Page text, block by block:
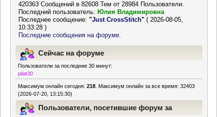
420363 Сообщений в 82608 Тем от 28984 Пользователи.
Последний пользователь: Юлия Владимировна
Последнее сообщение:"Just CrossStitch" ( 2026-08-05,
10:33:28 )
Последние сообщения на форуме.
Сейчас на форуме
Пользователи за последние 30 минут:
pilat30
Максимум онлайн сегодня:218 . Максимум онлайн за все время: 32403
(2026-07-20, 13:15:30)
Пользователи, посетившие форум за